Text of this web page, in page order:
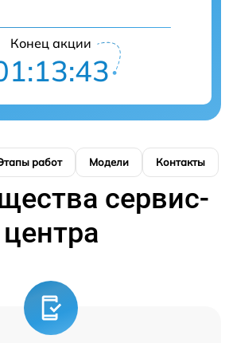
Конец акции
работ Модели Контакты
сервис-
центра